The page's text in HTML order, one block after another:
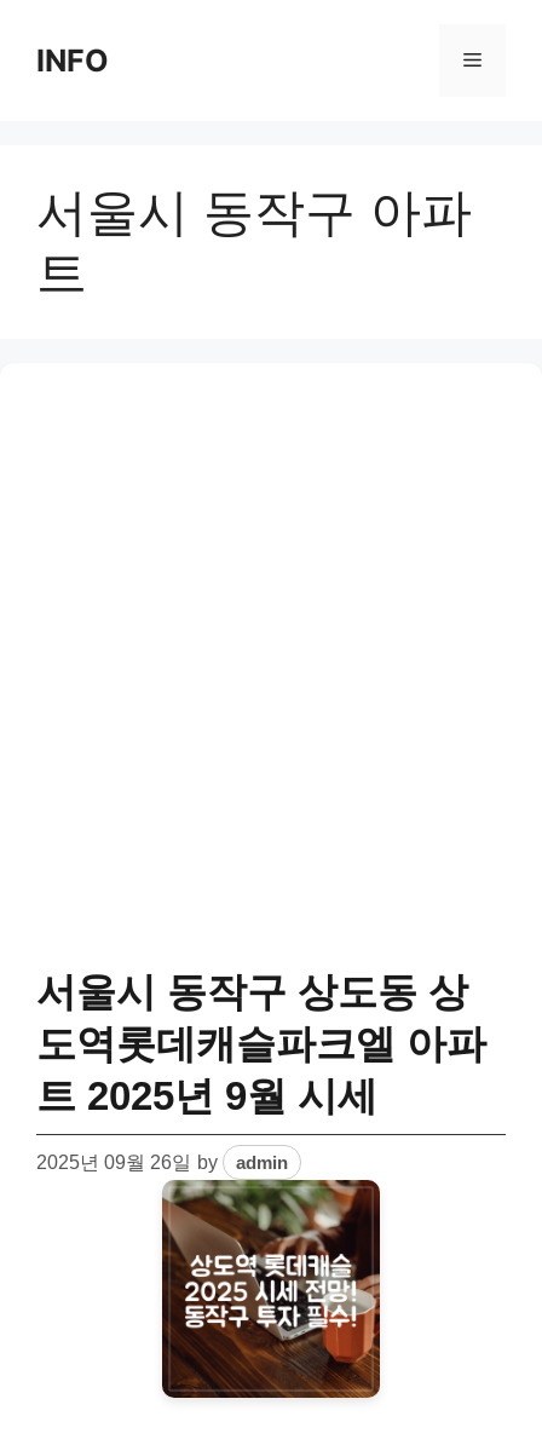
contentINFO Menu
서울시 동작구 아파
트
서울시 동작구 상도동 상
도역롯데캐슬파크엘 아파
트 2025년 9월 시세
2025년 09월 26일 by admin